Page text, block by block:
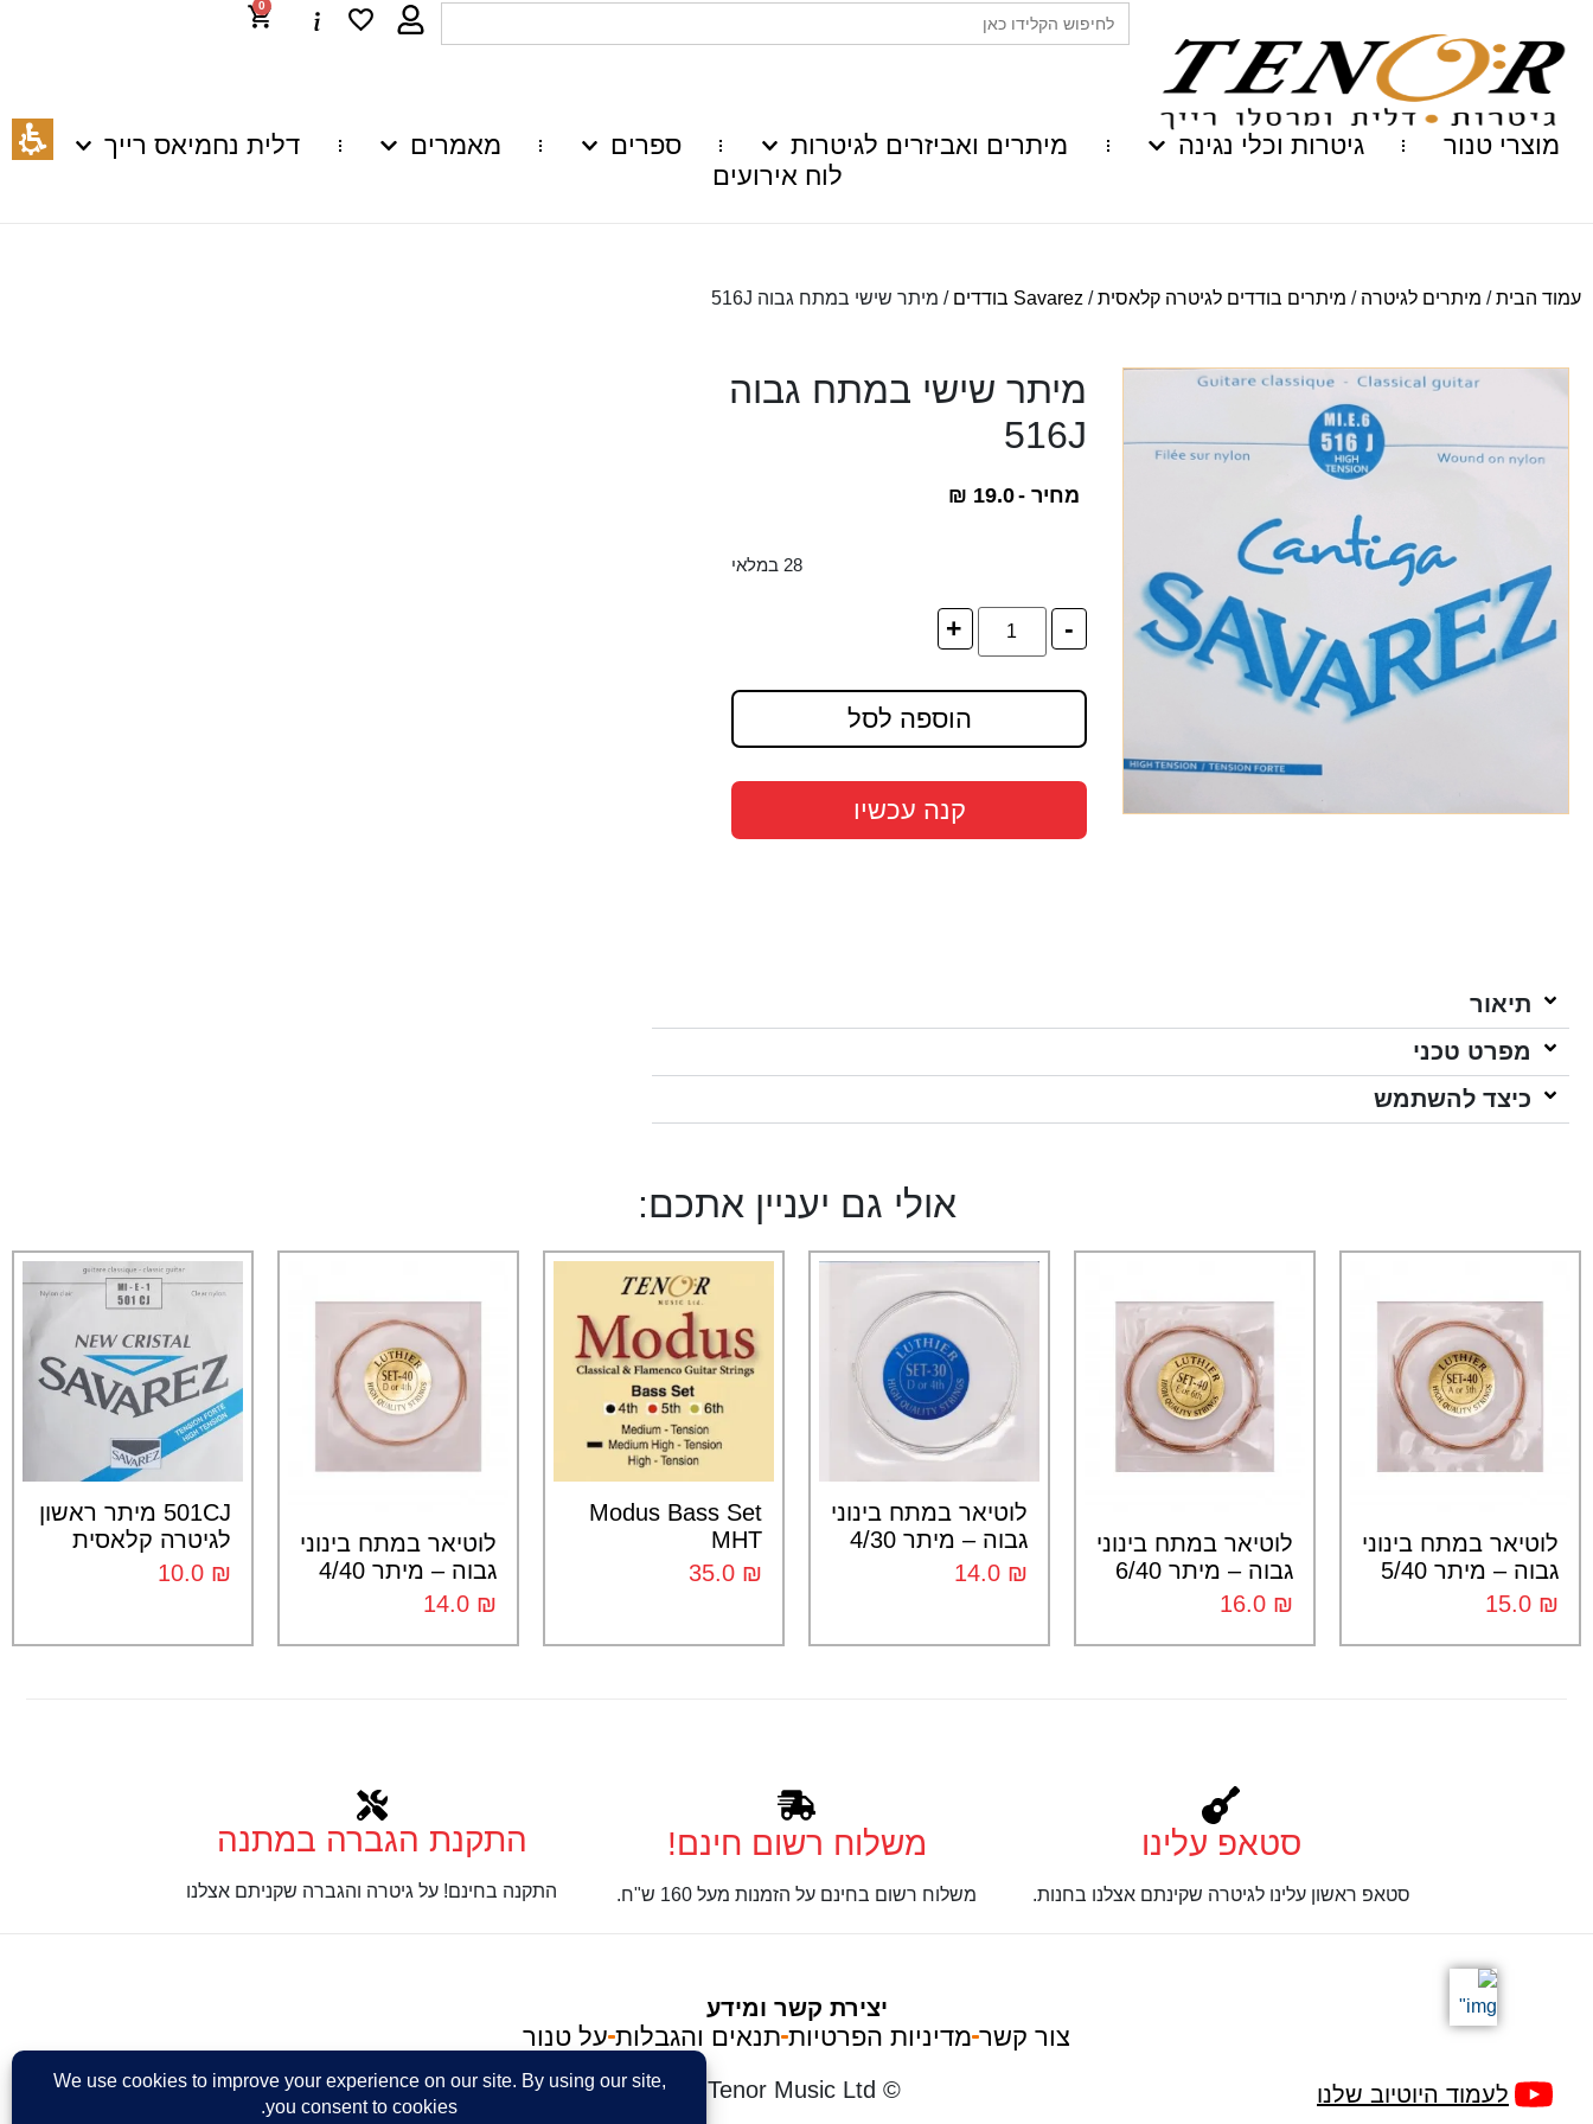
Search
for:
0
מוצרי טנור גיטרות וכלי נגינה מיתרים ואביזרים לגיטרות ספרים מאמרים
דלית נחמיאס רייך
לוח אירועים
עמוד הבית/ מיתרים לגיטרה / מיתרים בודדים לגיטרה קלאסית/ Savarez בודדים / מיתר שישי במתח גבוה 516J
מיתר שישי במתח גבוה
516J
מחיר - ₪ 19.0
28 במלאי
-
+
הוספה לסל
קנה עכשיו
תיאור
מפרט טכני
כיצד להשתמש
אולי גם יעניין אתכם:
לוטיאר במתח בינוני
גבוה – מיתר 5/40
₪
לוטיאר במתח בינוני
גבוה – מיתר 6/40
₪
לוטיאר במתח בינוני
גבוה – מיתר 4/30
₪
Modus Bass Set
MHT
₪
לוטיאר במתח בינוני
גבוה – מיתר 4/40
₪
501CJ מיתר ראשון
לגיטרה קלאסית
₪
סטאפ עלינו
סטאפ ראשון עלינו לגיטרה שקינתם אצלנו בחנות.
משלוח רשום חינם!
משלוח רשום בחינם על הזמנות מעל 160 ש"ח.
התקנת הגברה במתנה
התקנה בחינם! על גיטרה והגברה שקניתם אצלנו
יצירת קשר ומידע
צור קשר מדיניות הפרטיות תנאים והגבלות על טנור
לעמוד היוטיוב שלנו © Tenor Music Ltd
Design: Eshel Haim